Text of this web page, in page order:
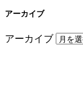
アーカイブ
アーカイブ